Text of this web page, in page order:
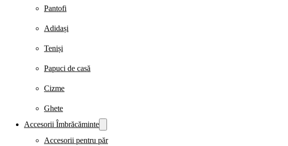
Pantofi
Adidași
Teniși
Papuci de casă
Cizme
Ghete
Accesorii Îmbrăcăminte
Accesorii pentru păr